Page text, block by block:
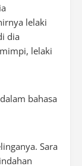
lelaki
dia
lelaki
bahasa
Sara